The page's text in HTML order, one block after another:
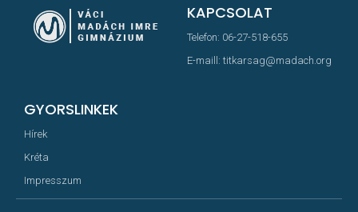
KAPCSOLAT
Telefon: 06-27-518-655
E-maill: titkarsag@madach.org
GYORSLINKEK
Hírek
Kréta
Impresszum